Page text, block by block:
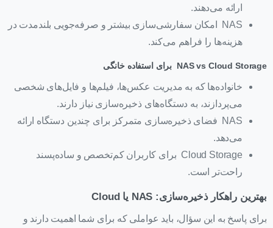
ارائه می‌دهند.
NAS امکان سفارشی‌سازی بیشتر و صرفه‌جویی بلندمدت در
هزینه‌ها را فراهم می‌کند.
NAS vs Cloud Storage برای استفاده خانگی
خانواده‌ها که به مدیریت عکس‌ها، فیلم‌ها و فایل‌های شخصی
می‌پردازند، به دستگاه‌های ذخیره‌سازی نیاز دارند.
NAS فضای ذخیره‌سازی متمرکز برای چندین دستگاه ارائه
می‌دهد.
Cloud Storage برای کاربران کم‌تخصص و ساده‌پسند
راحت‌تر است.
بهترین راهکار ذخیره‌سازی: NAS یا Cloud
برای پاسخ به این سؤال، باید عواملی که برای شما اهمیت دارند و